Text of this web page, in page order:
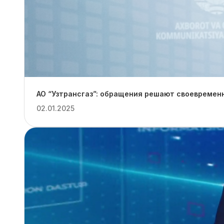
АО “Узтрансгаз”: обращения решают
02.01.2025